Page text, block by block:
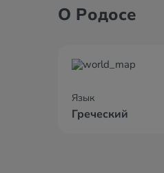
О Родосе
Язык
Греческий